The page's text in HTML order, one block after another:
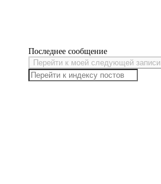
Последнее сообщение
Перейти к моей следующей записи